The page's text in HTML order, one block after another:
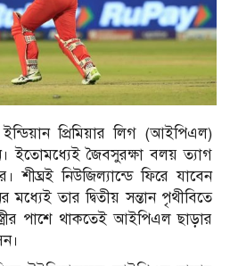
প্রিমিয়ার লিগ (আইপিএল)
ইতোমধ্যেই জৈবসুরক্ষা বলয় ত্যাগ
শীঘ্রই নিউজিল্যান্ডে ফিরে যাবেন
তার দ্বিতীয় সন্তান পৃথীবিতে
পাশে থাকতেই আইপিএল ছাড়ার